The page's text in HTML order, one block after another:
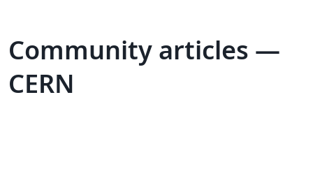
Community articles —
CERN